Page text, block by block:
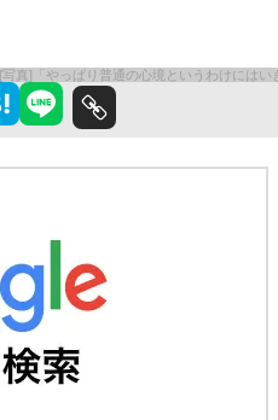
[写真]「やっぱり普通の心境というわけには